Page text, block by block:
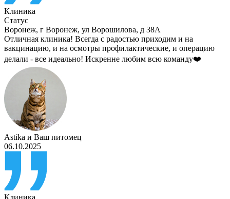
Клиника
Статус
Воронеж, г Воронеж, ул Ворошилова, д 38А
Отличная клиника! Всегда с радостью приходим и на
вакцинацию, и на осмотры профилактические, и операцию
делали - все идеально! Искренне любим всю команду❤️
Astika и Ваш питомец
06.10.2025